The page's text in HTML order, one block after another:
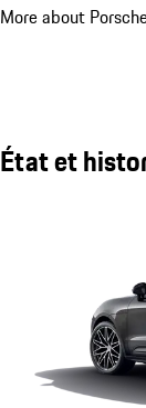
More about
État et